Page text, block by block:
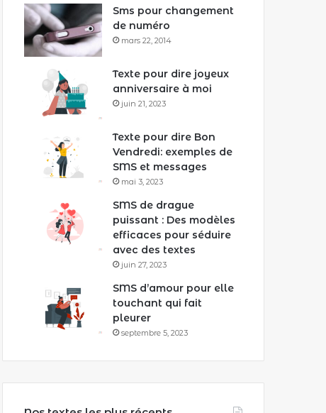
Sms pour changement
de numéro
mars 22, 2014
Texte pour dire joyeux
anniversaire à moi
juin 21, 2023
Texte pour dire Bon
Vendredi: exemples de
SMS et messages
mai 3, 2023
SMS de drague
puissant : Des modèles
efficaces pour séduire
avec des textes
juin 27, 2023
SMS d’amour pour elle
touchant qui fait
pleurer
septembre 5, 2023